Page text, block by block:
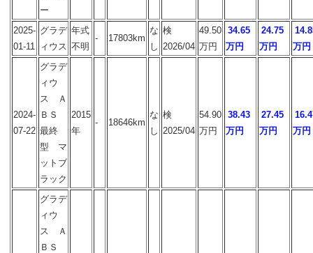
ー
2025-
01-11
グラデ
ィウス
年式
不明
- 17803km
な
し
検
2026/04
49.50
万円
34.65
万円
24.75
万円
万円
2024-
07-22
グラデ
ィウ
ス Ａ
ＢＳ
最終
型 マ
ットブ
ラック
2015
年
- 18646km
な
し
検
2025/04
54.90
万円
38.43
万円
27.45
万円
万円
グラデ
ィウ
ス Ａ
ＢＳ